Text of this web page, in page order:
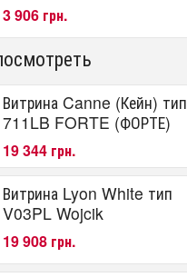
3 906 грн.
Витрина Canne (Кейн) тип
711LB FORTE (ФОРТЕ)
19 344 грн.
Витрина Lyon White тип
V03PL Wojcik
19 908 грн.